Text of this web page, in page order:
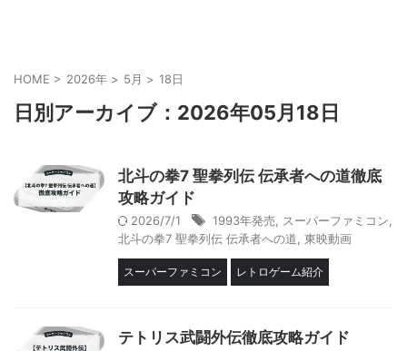
HOME > 2026年 > 5月 > 18日
日別アーカイブ：2026年05月18日
北斗の拳7 聖拳列伝 伝承者への道徹底
攻略ガイド
2026/7/1 1993年発売 スーパーファミコン
北斗の拳7 聖拳列伝 伝承者への道 東映動画
スーパーファミコン レトロゲーム紹介
テトリス武闘外伝徹底攻略ガイド